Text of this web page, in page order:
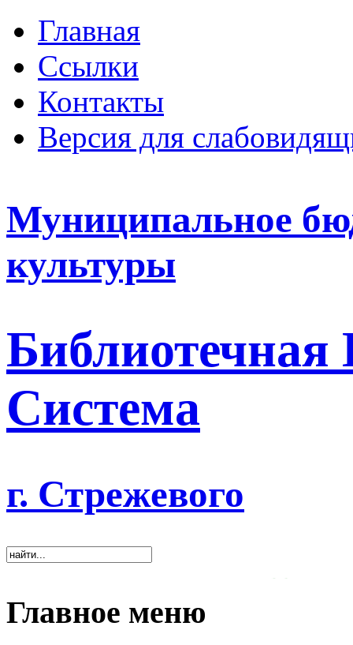
Главная
Ссылки
Контакты
Версия для
Муниципальное
культуры
Система
г. Стрежевого
Главное меню